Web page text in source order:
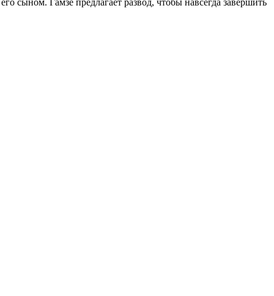
сыном. Гамзе предлагает развод, чтобы навсегда завершить